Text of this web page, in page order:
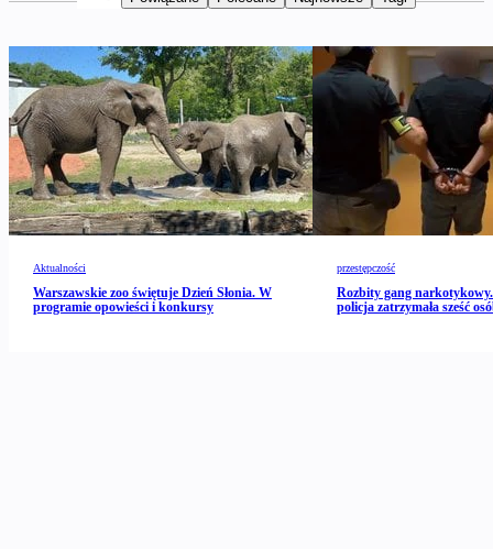
Aktualności
Warszawskie zoo świętuje Dzień Słonia. W
programie opowieści i konkursy
przestępczość
Rozbity gang
policja zatrzymała sześć